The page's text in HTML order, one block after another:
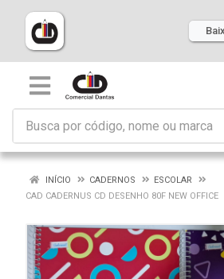
INÍCIO CADERNOS
ESCOLAR
CAD CADERNUS CD DESENHO 80F NEW OFFICE